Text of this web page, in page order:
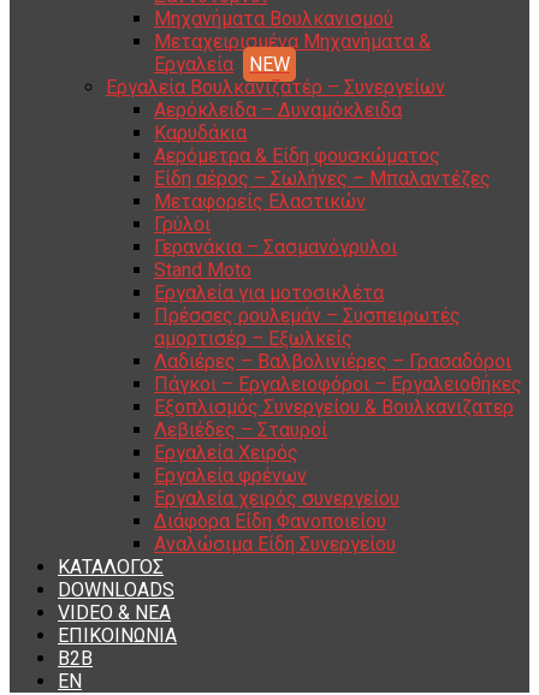
Μηχανήματα Βουλκανισμού
Μεταχειρισμένα Μηχανήματα &
Εργαλεία
Εργαλεία Βουλκανιζατέρ – Συνεργείων
Αερόκλειδα – Δυναμόκλειδα
Καρυδάκια
Αερόμετρα & Είδη φουσκώματος
Είδη αέρος – Σωλήνες – Μπαλαντέζες
Μεταφορείς Ελαστικών
Γρύλοι
Γερανάκια – Σασμανόγρυλοι
Stand Moto
Εργαλεία για μοτοσικλέτα
Πρέσσες ρουλεμάν – Συσπειρωτές
αμορτισέρ – Εξωλκείς
Λαδιέρες – Βαλβολινιέρες – Γρασαδόροι
Πάγκοι – Εργαλειοφόροι – Εργαλειοθήκες
Εξοπλισμός Συνεργείου & Βουλκανιζατερ
Λεβιέδες – Σταυροί
Εργαλεία Χειρός
Εργαλεία φρένων
Εργαλεία χειρός συνεργείου
Διάφορα Είδη Φανοποιείου
Αναλώσιμα Είδη Συνεργείου
ΚΑΤΑΛΟΓΟΣ
DOWNLOADS
VIDEO & ΝΕΑ
ΕΠΙΚΟΙΝΩΝΙΑ
B2B
ΕΝ